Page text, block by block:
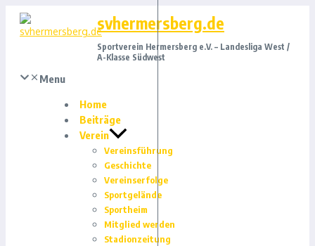
Zum
Inhalt
svhermersberg.de
Sportverein Hermersberg e.V. – Landesliga West /
A-Klasse Südwest
Menu
Home
Beiträge
Verein
Vereinsführung
Geschichte
Vereinserfolge
Sportgelände
Sportheim
Mitglied werden
Stadionzeitung